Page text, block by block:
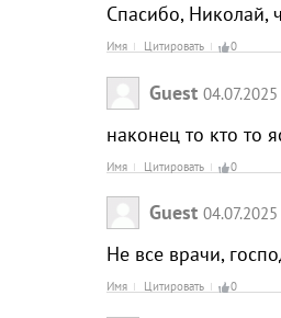
Спасибо, Николай,
Имя Цитировать 0
Guest 04.07.2025
наконец то кто то
Имя Цитировать 0
Guest 04.07.2025
Не все врачи,
Имя Цитировать 0